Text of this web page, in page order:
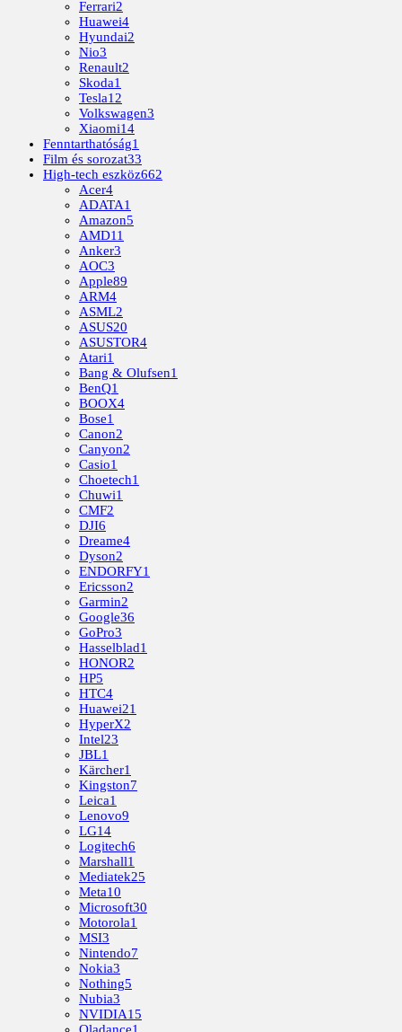
Ferrari2
Huawei4
Hyundai2
Nio3
Renault2
Skoda1
Tesla12
Volkswagen3
Xiaomi14
Fenntarthatóság1
Film és sorozat33
High-tech eszköz662
Acer4
ADATA1
Amazon5
AMD11
Anker3
AOC3
Apple89
ARM4
ASML2
ASUS20
ASUSTOR4
Atari1
Bang & Olufsen1
BenQ1
BOOX4
Bose1
Canon2
Canyon2
Casio1
Choetech1
Chuwi1
CMF2
DJI6
Dreame4
Dyson2
ENDORFY1
Ericsson2
Garmin2
Google36
GoPro3
Hasselblad1
HONOR2
HP5
HTC4
Huawei21
HyperX2
Intel23
JBL1
Kärcher1
Kingston7
Leica1
Lenovo9
LG14
Logitech6
Marshall1
Mediatek25
Meta10
Microsoft30
Motorola1
MSI3
Nintendo7
Nokia3
Nothing5
Nubia3
NVIDIA15